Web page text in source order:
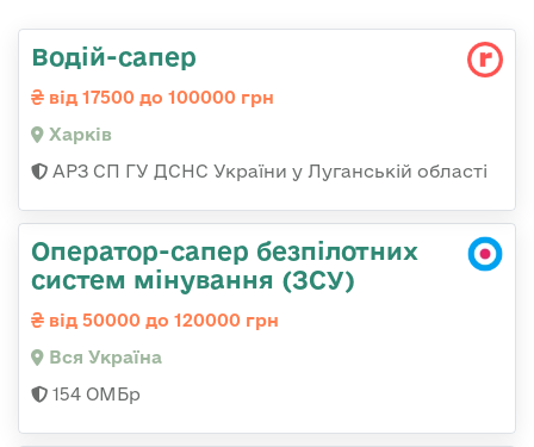
Водій-сапер
від 17500 до 100000 грн
Харків
АРЗ СП ГУ ДСНС України у Луганській області
Оператор-сапер безпілотних
систем мінування (ЗСУ)
від 50000 до 120000 грн
Вся Україна
154 ОМБр